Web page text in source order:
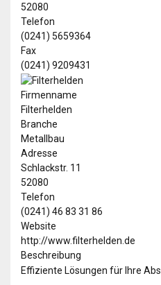
52080
Telefon
(0241) 5659364
Fax
(0241) 9209431
Firmenname
Filterhelden
Branche
Metallbau
Adresse
Schlackstr. 11
52080
Telefon
(0241) 46 83 31 86
Website
http://www.filterhelden.de
Beschreibung
Effiziente Lösungen für Ihre